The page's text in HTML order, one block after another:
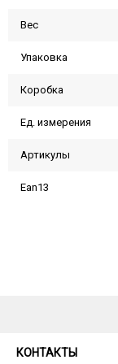
Вес
Упаковка
Коробка
Ед. измерения
Артикулы
Ean13
КОНТАКТЫ